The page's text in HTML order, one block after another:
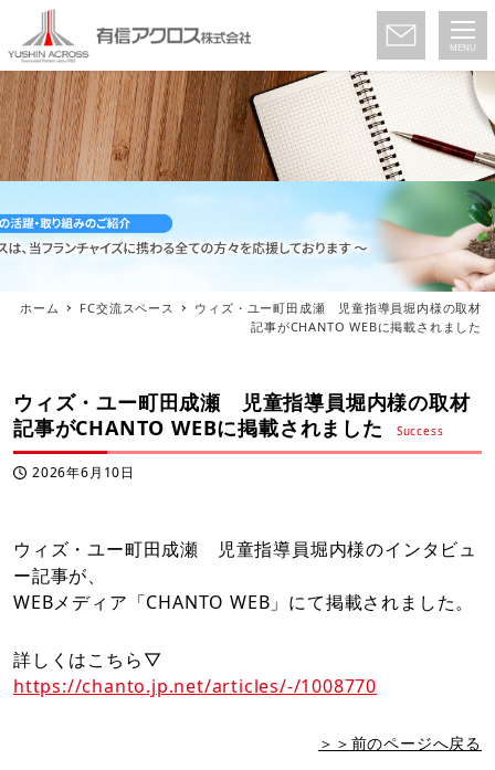
MENU
ホーム FC交流スペース
ウィズ・ユー町田成瀬 児童指導員堀内様の取材
記事がCHANTO WEBに掲載されました
ウィズ・ユー町田成瀬 児童指導員堀内様の取材
記事がCHANTO WEBに掲載されました
投稿日2026年6月10日
ウィズ・ユー町田成瀬 児童指導員堀内様のインタビュ
ー記事が、
WEBメディア「CHANTO WEB」にて掲載されました。
詳しくはこちら▽
https://chanto.jp.net/articles/-/1008770
＞＞前のページへ戻る